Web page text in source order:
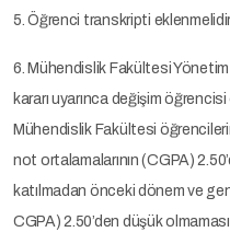
5. Öğrenci transkripti
6. Mühendislik Fakültesi
kararı uyarınca değişim
Mühendislik Fakültesi
not ortalamalarının (CGPA)
katılmadan önceki dönem ve
CGPA) 2.50’den düşük